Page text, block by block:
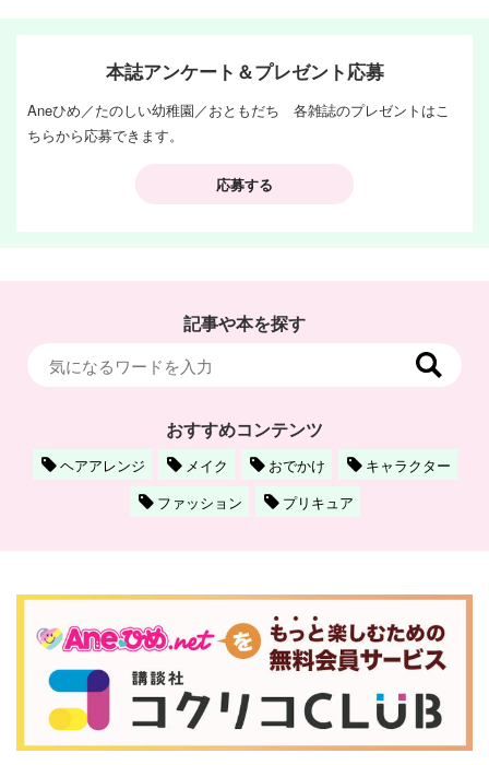
本誌アンケート＆プレゼント応募
Aneひめ／たのしい幼稚園／おともだち 各雑誌のプレゼントはこ
ちらから応募できます。
応募する
記事や本を探す
おすすめコンテンツ
ヘアアレンジ メイク おでかけ
キャラクター
ファッション
プリキュア